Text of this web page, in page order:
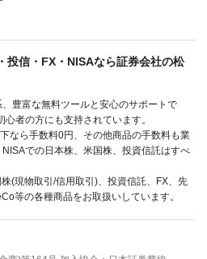
投信・FX・NISAなら証券会社の松
豊富な無料ツールと安心のサポートで
者の方にも支持されています。
なら手数料0円、その他商品の手数料も業
での日本株、米国株、投資信託はすべ
(現物取引/信用取引)、投資信託、FX、先
等の各種商品をお取扱いしています。